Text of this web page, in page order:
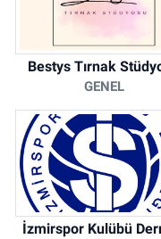
Bestys Tırnak
GENEL
İzmirspor Kulübü